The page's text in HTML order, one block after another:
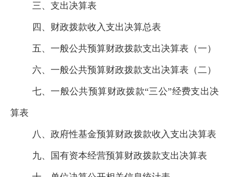
三、支出决算表
四、财政拨款收入支出决算总表
五、一般公共预算财政拨款支出决算表（一）
六、一般公共预算财政拨款支出决算表（二）
七、一般公共预算财政拨款“三公”经费支出决
算表
八、政府性基金预算财政拨款收入支出决算表
九、国有资本经营预算财政拨款支出决算表